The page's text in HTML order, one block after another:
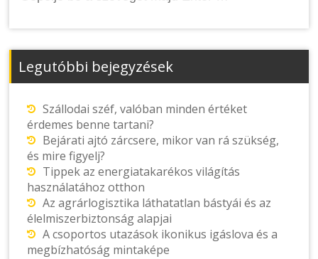
Legutóbbi bejegyzések
Szállodai széf, valóban minden értéket
érdemes benne tartani?
Bejárati ajtó zárcsere, mikor van rá szükség,
és mire figyelj?
Tippek az energiatakarékos világítás
használatához otthon
Az agrárlogisztika láthatatlan bástyái és az
élelmiszerbiztonság alapjai
A csoportos utazások ikonikus igáslova és a
megbízhatóság mintaképe